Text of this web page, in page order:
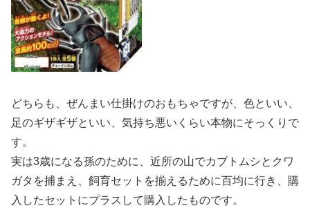
どちらも、ぜんまい仕掛けのおもちゃですが、色といい、
足のギザギザといい、気持ち悪いくらい本物にそっくりで
す。
実は3歳になる孫のために、近所の山でカブトムシとクワ
ガタを捕まえ、飼育セットを揃えるために百均に行き、購
入したセットにプラスして購入したものです。